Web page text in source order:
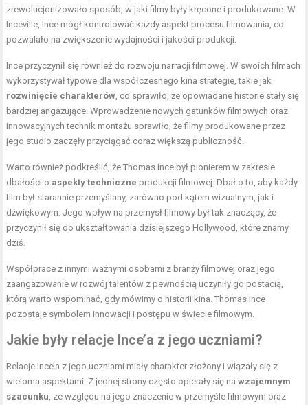
zrewolucjonizowało sposób, w jaki filmy były kręcone i produkowane. W
Inceville, Ince mógł kontrolować każdy aspekt procesu filmowania, co
pozwalało na zwiększenie wydajności i jakości produkcji.
Ince przyczynił się również do rozwoju narracji filmowej. W swoich filmach
wykorzystywał typowe dla współczesnego kina strategie, takie jak
rozwinięcie charakterów , co sprawiło, że opowiadane historie stały się
bardziej angażujące. Wprowadzenie nowych gatunków filmowych oraz
innowacyjnych technik montażu sprawiło, że filmy produkowane przez
jego studio zaczęły przyciągać coraz większą publiczność.
Warto również podkreślić, że Thomas Ince był pionierem w zakresie
dbałości o aspekty techniczne produkcji filmowej. Dbał o to, aby każdy
film był starannie przemyślany, zarówno pod kątem wizualnym, jak i
dźwiękowym. Jego wpływ na przemysł filmowy był tak znaczący, że
przyczynił się do ukształtowania dzisiejszego Hollywood, które znamy
dziś.
Współprace z innymi ważnymi osobami z branży filmowej oraz jego
zaangażowanie w rozwój talentów z pewnością uczyniły go postacią,
którą warto wspominać, gdy mówimy o historii kina. Thomas Ince
pozostaje symbolem innowacji i postępu w świecie filmowym.
Jakie były relacje Ince’a z jego uczniami?
Relacje Ince’a z jego uczniami miały charakter złożony i wiązały się z
wieloma aspektami. Z jednej strony często opierały się nawzajemnym
szacunku , ze względu na jego znaczenie w przemyśle filmowym oraz